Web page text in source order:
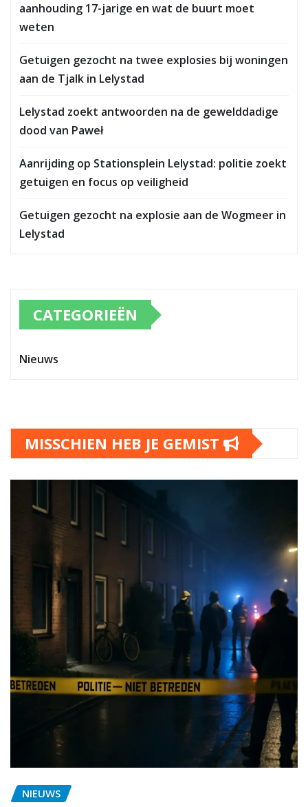
aanhouding 17-jarige en wat de buurt moet
weten
Getuigen gezocht na twee explosies bij woningen
aan de Tjalk in Lelystad
Lelystad zoekt antwoorden na de gewelddadige
dood van Paweł
Aanrijding op Stationsplein Lelystad: politie zoekt
getuigen en focus op veiligheid
Getuigen gezocht na explosie aan de Wogmeer in
Lelystad
CATEGORIEËN
Nieuws
MISSCHIEN HEB JE GEMIST
NIEUWS